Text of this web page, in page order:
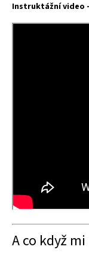
Instruktážní video
A co když